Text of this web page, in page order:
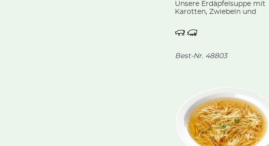
Unsere Erdäpfelsuppe mit
Karotten, Zwiebeln und
Bockwürstchen aus unserer
hauseigenen Fleischerei.
Best-Nr. 48803